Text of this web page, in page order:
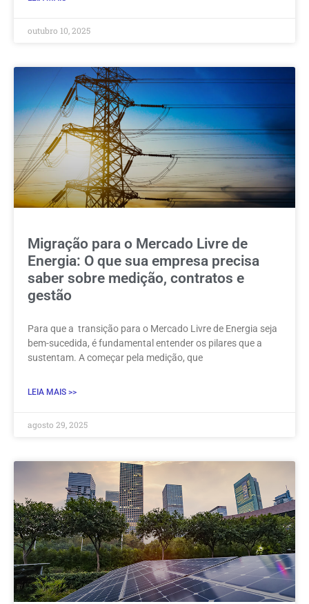
outubro 10, 2025
Migração para o Mercado Livre de
Energia: O que sua empresa precisa
saber sobre medição, contratos e
gestão
Para que a transição para o Mercado Livre de Energia seja
bem-sucedida, é fundamental entender os pilares que a
sustentam. A começar pela medição, que
LEIA MAIS >>
agosto 29, 2025